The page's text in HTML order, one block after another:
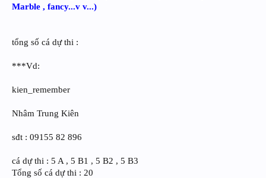
Marble , fancy...v v...)
tổng số cá dự thi :
***Vd:
kien_remember
Nhâm Trung Kiên
sđt : 09155 82 896
cá dự thi : 5 A , 5 B1 , 5 B2 , 5 B3
Tổng số cá dự thi : 20